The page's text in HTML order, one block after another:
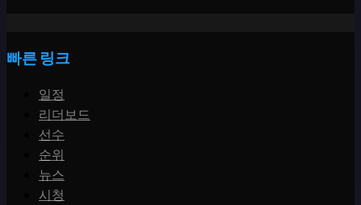
빠른 링크
일정
리더보드
선수
순위
뉴스
시청